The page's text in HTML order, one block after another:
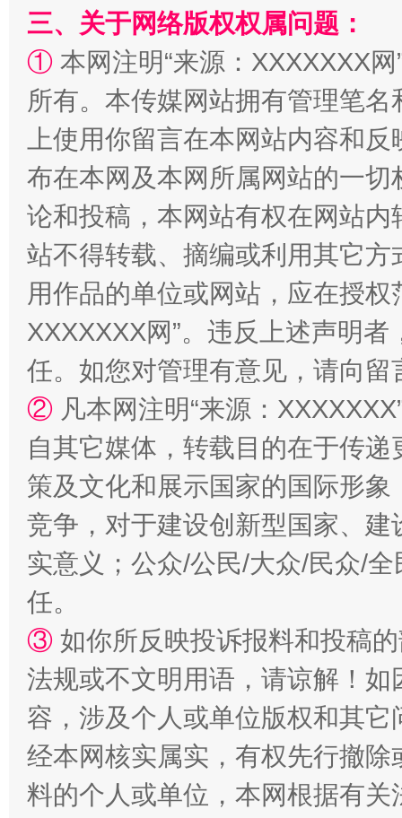
阿坝州三大球赛在茂县开幕 规模
国家大学科技园优化重塑工作
扯下公款旅游的“隐身衣” 如何以
“蜀中异人”王建安的艺术幻境
三、关于网络版权权属问题：
① 本网注明“来源：XXXXXXX
所有。本传媒网站拥有管理笔
上使用你留言在本网站内容和
布在本网及本网所属网站的一
论和投稿，本网站有权在网站
站不得转载、摘编或利用其它
用作品的单位或网站，应在授
XXXXXXX网”。违反上述声明
任。如您对管理有意见，请向
② 凡本网注明“来源：
自其它媒体，转载目的在于传
策及文化和展示国家的国际形
竞争，对于建设创新型国家、
实意义；公众/公民/大众/民众/
任。
③ 如你所反映投诉报料和投稿
法规或不文明用语，请谅解！
容，涉及个人或单位版权和其它
经本网核实属实，有权先行撤
料的个人或单位，本网根据有